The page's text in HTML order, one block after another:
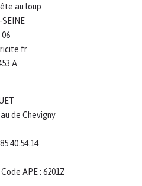
au loup
SEINE
06
A
de Chevigny
Code APE : 6201Z